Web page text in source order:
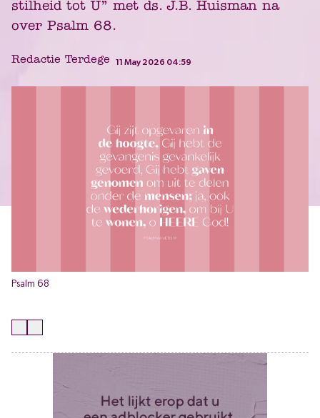
stilheid tot U” met ds. J.B. Huisman na
over Psalm 68.
Redactie Terdege 11 May 2026 04:59
Psalm 68